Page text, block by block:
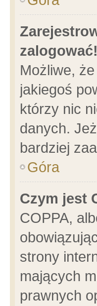
Możliwe,
jakiegoś
którzy nic
danych.
bardziej
Góra
Czym jest
COPPA,
strony
mających
prawnych